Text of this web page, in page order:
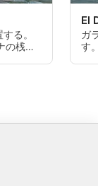
る。
の桟橋
El
ガ
す